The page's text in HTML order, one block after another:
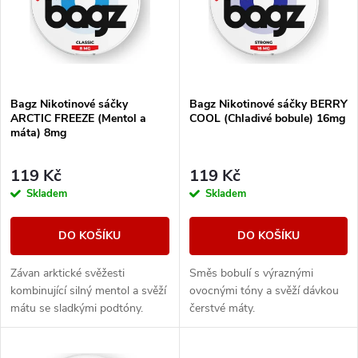
p
r
o
u
k
Abecedně
s
p
r
o
d
u
k
Bagz Nikotinové sáčky
ARCTIC FREEZE (Mentol a
máta) 8mg
119 Kč
Skladem
DO KOŠÍKU
Závan arktické svěžesti
kombinující silný mentol a svěží
mátu se sladkými podtóny.
Bagz Nikotinové sáčky BERRY
COOL (Chladivé bobule) 16mg
119 Kč
Skladem
DO KOŠÍKU
Směs bobulí s výraznými
ovocnými tóny a svěží dávkou
čerstvé máty.